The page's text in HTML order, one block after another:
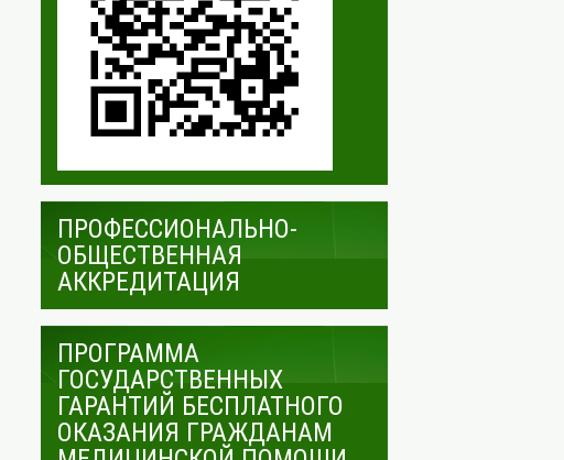
ПРОФЕССИОНАЛЬНО-
ОБЩЕСТВЕННАЯ
АККРЕДИТАЦИЯ
ПРОГРАММА
ГОСУДАРСТВЕННЫХ
ГАРАНТИЙ БЕСПЛАТНОГО
ОКАЗАНИЯ ГРАЖДАНАМ